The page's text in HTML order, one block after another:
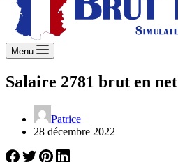
Menu
Salaire 2781 brut en net
Patrice
28 décembre 2022